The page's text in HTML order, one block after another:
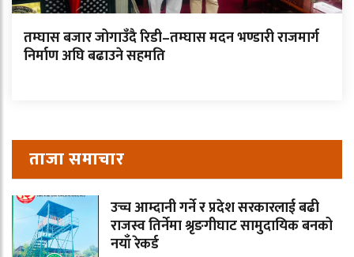
तम्घास बजार जोगाउँदै रिडी–तम्घास मदन भण्डारी राजमार्ग
निर्माण अघि बढाउने सहमति
ताजा समाचार
उच्च आम्दानी गर्ने र प्रदेश सरकारलाई बढी
राजस्व तिर्नेमा श्रृङगीघाट सामुदायिक बनको
नयाँ रेकर्ड